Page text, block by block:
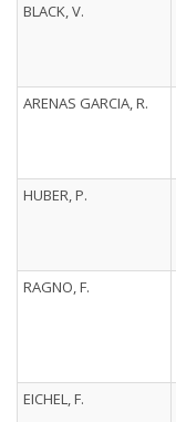
BLACK, V.
ARENAS GARCIA, R.
HUBER, P.
RAGNO, F.
EICHEL, F.